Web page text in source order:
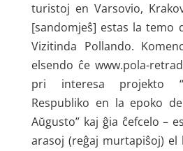
turistoj en Varsovio,
[sandomjeŝ] estas la temo
Vizitinda Pollando.
elsendo ĉe www.pola-
pri interesa projekto
Respubliko en la epoko
Aŭgusto” kaj ĝia ĉefcelo –
arasoj (reĝaj murtapiŝoj) el